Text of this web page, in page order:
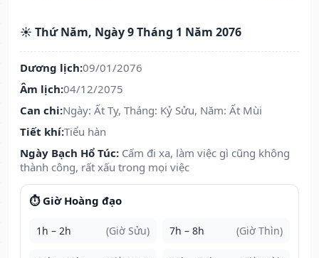
☀️ Thứ Năm, Ngày 9 Tháng 1 Năm 2076
Dương lịch:09/01/2076
Âm lịch:04/12/2075
Can chi:Ngày: Ất Tỵ, Tháng: Kỷ Sửu, Năm: Ất Mùi
Tiết khí:Tiểu hàn
Ngày Bạch Hổ Túc: Cấm đi xa, làm việc gì cũng không
thành công, rất xấu trong mọi việc
⏱️ Giờ Hoàng đạo
1h – 2h (Giờ Sửu) 7h – 8h (Giờ Thìn)